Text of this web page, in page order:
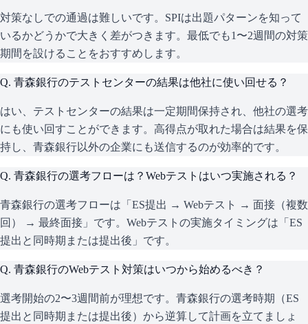
対策なしでの通過は難しいです。SPIは出題パターンを知って
いるかどうかで大きく差がつきます。最低でも1〜2週間の対策
期間を設けることをおすすめします。
Q. 青森銀行のテストセンターの結果は他社に使い回せる？
はい、テストセンターの結果は一定期間保持され、他社の選考
にも使い回すことができます。高得点が取れた場合は結果を保
持し、青森銀行以外の企業にも送信するのが効率的です。
Q. 青森銀行の選考フローは？Webテストはいつ実施される？
青森銀行の選考フローは「ES提出 → Webテスト → 面接（複数
回） → 最終面接」です。Webテストの実施タイミングは「ES
提出と同時期または提出後」です。
Q. 青森銀行のWebテスト対策はいつから始めるべき？
選考開始の2〜3週間前が理想です。青森銀行の選考時期（ES
提出と同時期または提出後）から逆算して計画を立てましょ